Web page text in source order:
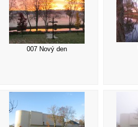
007 Nový den